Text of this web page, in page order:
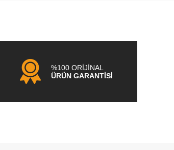
%100 ORİJİNAL
ÜRÜN GARANTİSİ